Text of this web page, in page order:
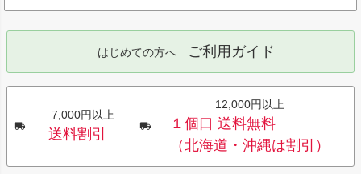
はじめての方へ ご利用ガイド
7,000円以上
送料割引
12,000円以上
１個口 送料無料
（北海道・沖縄は割引）